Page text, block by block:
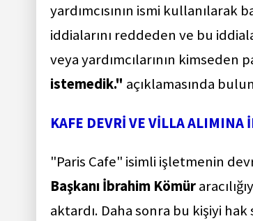
yardımcısının ismi kullanılarak
iddialarını reddeden ve bu
veya yardımcılarının
istemedik." açıklamasında
KAFE DEVRİ VE VİLLA ALIMINA
"Paris Cafe" isimli işletmenin
Başkanı İbrahim Kömür
aktardı. Daha sonra bu kişiyi